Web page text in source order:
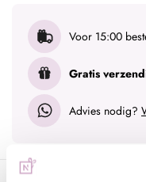
Voor 15:00
Gratis
Advies nodig?